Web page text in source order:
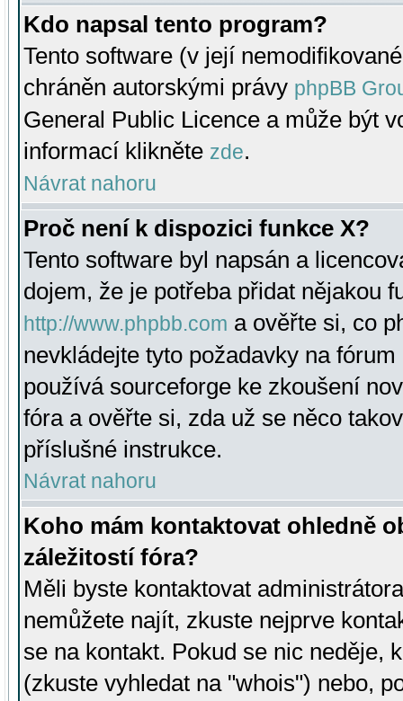
Kdo napsal tento program?
Tento software (v její
chráněn autorskými právy phpBB
General Public Licence a může být
informací klikněte zde.
Návrat nahoru
Proč není k dispozici funkce X?
Tento software byl napsán a
dojem, že je potřeba přidat nějakou
http://www.phpbb.com a ověřte si, co
nevkládejte tyto požadavky na
používá sourceforge ke zkoušení
fóra a ověřte si, zda už se něco
příslušné instrukce.
Návrat nahoru
Koho mám kontaktovat ohledně
záležitostí fóra?
Měli byste kontaktovat
nemůžete najít, zkuste nejprve
se na kontakt. Pokud se nic neděje,
(zkuste vyhledat na "whois") nebo,